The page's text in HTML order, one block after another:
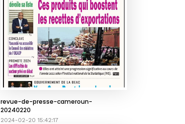
revue-de-presse-cameroun-
20240220
2024-02-20 15:42:17